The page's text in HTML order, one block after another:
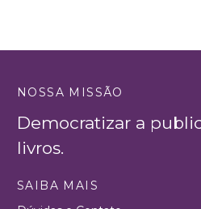
NOSSA MISSÃO
Democratizar a
livros.
SAIBA MAIS